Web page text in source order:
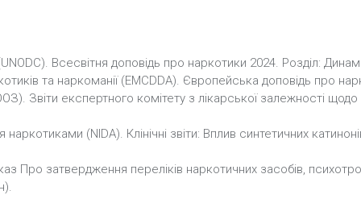
Всесвітня доповідь про наркотики 2024. Розділ:
та наркоманії (EMCDDA). Європейська доповідь про
Звіти експертного комітету з лікарської залежності щодо
(NIDA). Клінічні звіти: Вплив синтетичних
Про затвердження переліків наркотичних засобів,